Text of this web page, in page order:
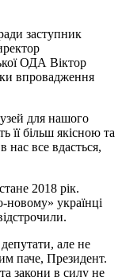
заступник
ОДА Віктор
впровадження
для нашого
її більш якісною та
все вдасться,
2018 рік.
новому» українці
але не
паче, Президент.
закони в силу не